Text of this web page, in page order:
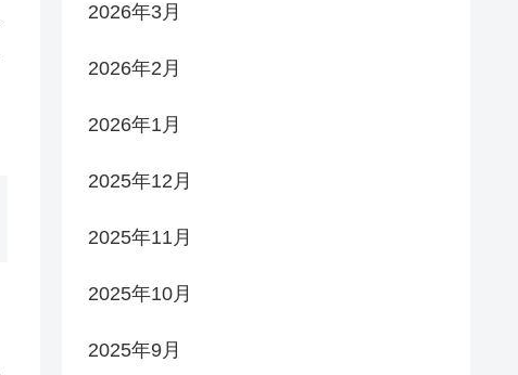
2026年3月
2026年2月
2026年1月
2025年12月
2025年11月
2025年10月
2025年9月